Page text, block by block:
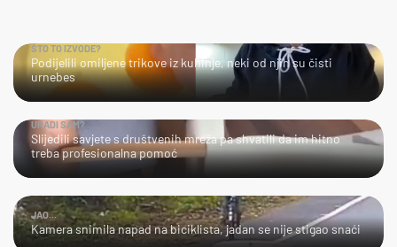
ŠTO TO IZVODE?
Podijelili omiljene trikove iz kuhinje, neki od njih su čisti
urnebes
URADI SAM?
Slijedili savjete s društvenih mreža pa shvatili da im hitno
treba profesionalna pomoć
JAO...
Kamera snimila napad na biciklista, jadan se nije stigao snaći